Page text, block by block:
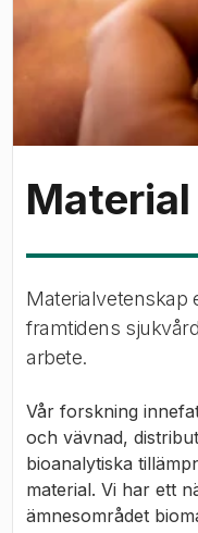
Materialvetenskap
framtidens
arbete.
Vår forskning
och vävnad,
bioanalytiska
material. Vi har ett
ämnesområdet